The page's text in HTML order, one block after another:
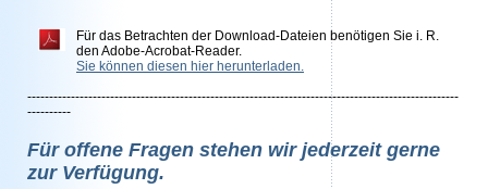
Für das Betrachten der Download-Dateien benötigen Sie i. R.
den Adobe-Acrobat-Reader.
Sie können diesen hier herunterladen.
---------------------------------------------------------------------------------------------------
----------
Für offene Fragen stehen wir jederzeit gerne
zur Verfügung.